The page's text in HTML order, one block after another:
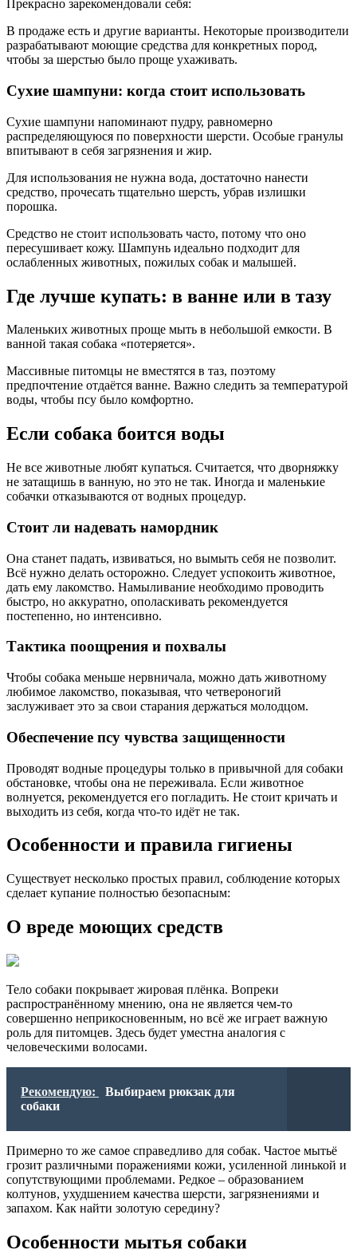
Прекрасно зарекомендовали себя:
В продаже есть и другие варианты. Некоторые производители
разрабатывают моющие средства для конкретных пород,
чтобы за шерстью было проще ухаживать.
Сухие шампуни: когда стоит использовать
Сухие шампуни напоминают пудру, равномерно
распределяющуюся по поверхности шерсти. Особые гранулы
впитывают в себя загрязнения и жир.
Для использования не нужна вода, достаточно нанести
средство, прочесать тщательно шерсть, убрав излишки
порошка.
Средство не стоит использовать часто, потому что оно
пересушивает кожу. Шампунь идеально подходит для
ослабленных животных, пожилых собак и малышей.
Где лучше купать: в ванне или в тазу
Маленьких животных проще мыть в небольшой емкости. В
ванной такая собака «потеряется».
Массивные питомцы не вместятся в таз, поэтому
предпочтение отдаётся ванне. Важно следить за температурой
воды, чтобы псу было комфортно.
Если собака боится воды
Не все животные любят купаться. Считается, что дворняжку
не затащишь в ванную, но это не так. Иногда и маленькие
собачки отказываются от водных процедур.
Стоит ли надевать намордник
Она станет падать, извиваться, но вымыть себя не позволит.
Всё нужно делать осторожно. Следует успокоить животное,
дать ему лакомство. Намыливание необходимо проводить
быстро, но аккуратно, ополаскивать рекомендуется
постепенно, но интенсивно.
Тактика поощрения и похвалы
Чтобы собака меньше нервничала, можно дать животному
любимое лакомство, показывая, что четвероногий
заслуживает это за свои старания держаться молодцом.
Обеспечение псу чувства защищенности
Проводят водные процедуры только в привычной для собаки
обстановке, чтобы она не переживала. Если животное
волнуется, рекомендуется его погладить. Не стоит кричать и
выходить из себя, когда что-то идёт не так.
Особенности и правила гигиены
Существует несколько простых правил, соблюдение которых
сделает купание полностью безопасным:
О вреде моющих средств
Тело собаки покрывает жировая плёнка. Вопреки
распространённому мнению, она не является чем-то
совершенно неприкосновенным, но всё же играет важную
роль для питомцев. Здесь будет уместна аналогия с
человеческими волосами.
Рекомендую:
Выбираем рюкзак для
собаки
Примерно то же самое справедливо для собак. Частое мытьё
грозит различными поражениями кожи, усиленной линькой и
сопутствующими проблемами. Редкое – образованием
колтунов, ухудшением качества шерсти, загрязнениями и
запахом. Как найти золотую середину?
Особенности мытья собаки